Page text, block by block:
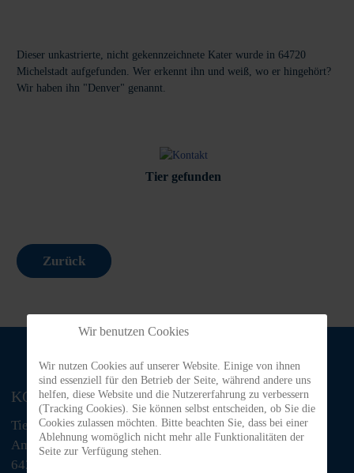
Dieser unkastrierte, nicht gekennzeichnete Kater wurde in 64720
Michelstadt aufgefunden. Wer erkennt ihn und weiß, wo er hingehört?
Wir haben ihn "Denver" genannt.
Tier gefunden
Zurück
KONTAKT
Tiere in Not Odenwald e.V.
Am Morsberg 1
64385 Reichelsheim
Wir benutzen Cookies
Wir nutzen Cookies auf unserer Website. Einige von ihnen
sind essenziell für den Betrieb der Seite, während andere uns
helfen, diese Website und die Nutzererfahrung zu verbessern
(Tracking Cookies). Sie können selbst entscheiden, ob Sie die
Cookies zulassen möchten. Bitte beachten Sie, dass bei einer
Ablehnung womöglich nicht mehr alle Funktionalitäten der
Seite zur Verfügung stehen.